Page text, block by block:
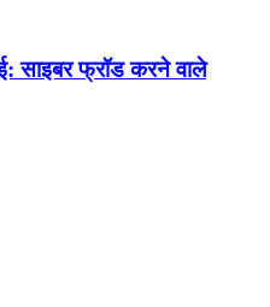
साइबर फ्रॉड करने वाले